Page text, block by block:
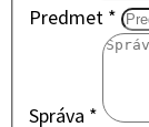
Predmet *
Správa *